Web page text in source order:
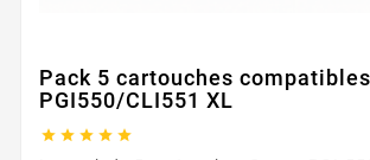
Pack 5 cartouches compatibles
PGI550/CLI551 XL
    